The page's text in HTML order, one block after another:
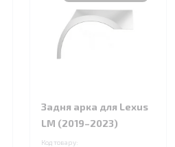
Задня арка для Lexus
LM (2019–2023)
Код товару: